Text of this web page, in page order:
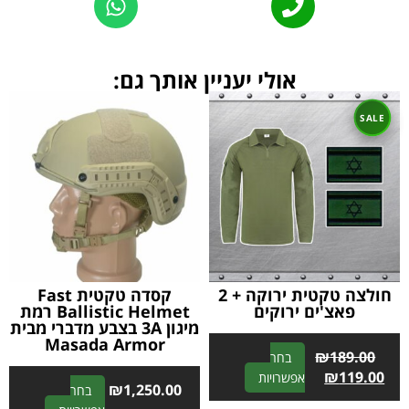
אולי יעניין אותך גם:
חולצה טקטית ירוקה + 2
פאצ'ים ירוקים
₪189.00
₪119.00
בחר
אפשרויות
l
קסדה טקטית Fast
Ballistic Helmet רמת
מיגון 3A בצבע מדברי מבית
Masada Armor
₪1,250.00
בחר